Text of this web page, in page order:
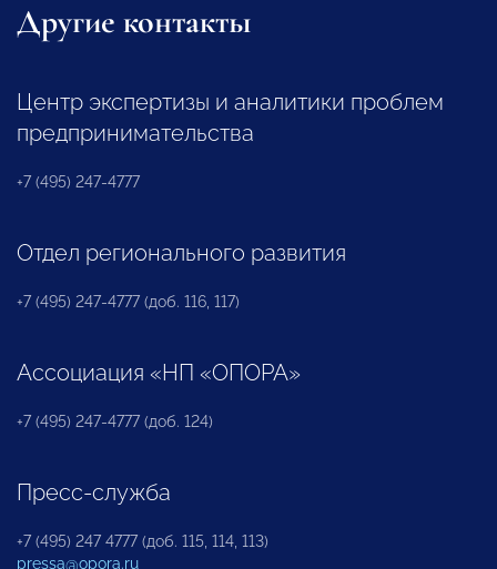
Другие контакты
Центр экспертизы и аналитики проблем
предпринимательства
+7 (495) 247-4777
Отдел регионального развития
+7 (495) 247-4777 (доб. 116, 117)
Ассоциация «НП «ОПОРА»
+7 (495) 247-4777 (доб. 124)
Пресс-служба
+7 (495) 247 4777 (доб. 115, 114, 113)
pressa@opora.ru